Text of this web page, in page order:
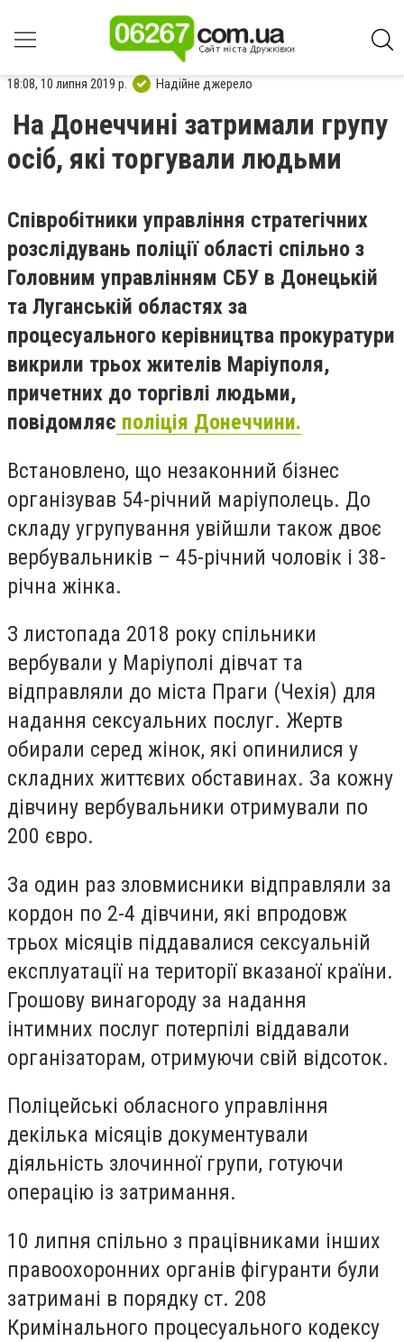
18:08, 10 липня 2019 р. Надійне джерело
На Донеччині затримали групу
осіб, які торгували людьми
Співробітники управління стратегічних
розслідувань поліції області спільно з
Головним управлінням СБУ в Донецькій
та Луганській областях за
процесуального керівництва прокуратури
викрили трьох жителів Маріуполя,
причетних до торгівлі людьми,
повідомляє поліція Донеччини.
Встановлено, що незаконний бізнес
організував 54-річний маріуполець. До
складу угрупування увійшли також двоє
вербувальників – 45-річний чоловік і 38-
річна жінка.
З листопада 2018 року спільники
вербували у Маріуполі дівчат та
відправляли до міста Праги (Чехія) для
надання сексуальних послуг. Жертв
обирали серед жінок, які опинилися у
складних життєвих обставинах. За кожну
дівчину вербувальники отримували по
200 євро.
За один раз зловмисники відправляли за
кордон по 2-4 дівчини, які впродовж
трьох місяців піддавалися сексуальній
експлуатації на території вказаної країни.
Грошову винагороду за надання
інтимних послуг потерпілі віддавали
організаторам, отримуючи свій відсоток.
Поліцейські обласного управління
декілька місяців документували
діяльність злочинної групи, готуючи
операцію із затримання.
10 липня спільно з працівниками інших
правоохоронних органів фігуранти були
затримані в порядку ст. 208
Кримінального процесуального кодексу